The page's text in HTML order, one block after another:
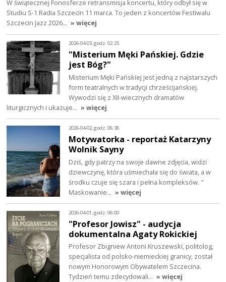
W świątecznej Fonosferze retransmisja koncertu, który odbył się w
Studiu S-1 Radia Szczecin 11 marca. To jeden z koncertów Festiwalu
Szczecin Jazz 2026… » więcej
2026-04-03, godz. 02:25
"Misterium Męki Pańskiej. Gdzie
jest Bóg?"
Misterium Męki Pańskiej jest jedną z najstarszych
form teatralnych w tradycji chrześcijańskiej.
Wywodzi się z XII-wiecznych dramatów
liturgicznych i ukazuje… » więcej
2026-04-02, godz. 06:38
Motywatorka - reportaż Katarzyny
Wolnik Sayny
Dziś, gdy patrzy na swoje dawne zdjęcia, widzi
dziewczynę, która uśmiechała się do świata, a w
środku czuje się szara i pełna kompleksów. "
Maskowanie… » więcej
2026-04-01, godz. 06:00
"Profesor Jowisz" - audycja
dokumentalna Agaty Rokickiej
Profesor Zbigniew Antoni Kruszewski, politolog,
specjalista od polsko-niemieckiej granicy, został
nowym Honorowym Obywatelem Szczecina.
Tydzień temu zdecydowali… » więcej